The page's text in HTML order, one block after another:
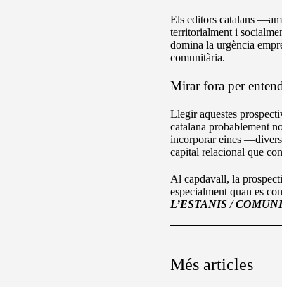
Els editors catalans
territorialment i
domina la urgència
comunitària.
Mirar fora per
Llegir aquestes
catalana probablement
incorporar eines
capital relacional que
Al capdavall, la
especialment quan es
L’ESTANIS /
Més articles